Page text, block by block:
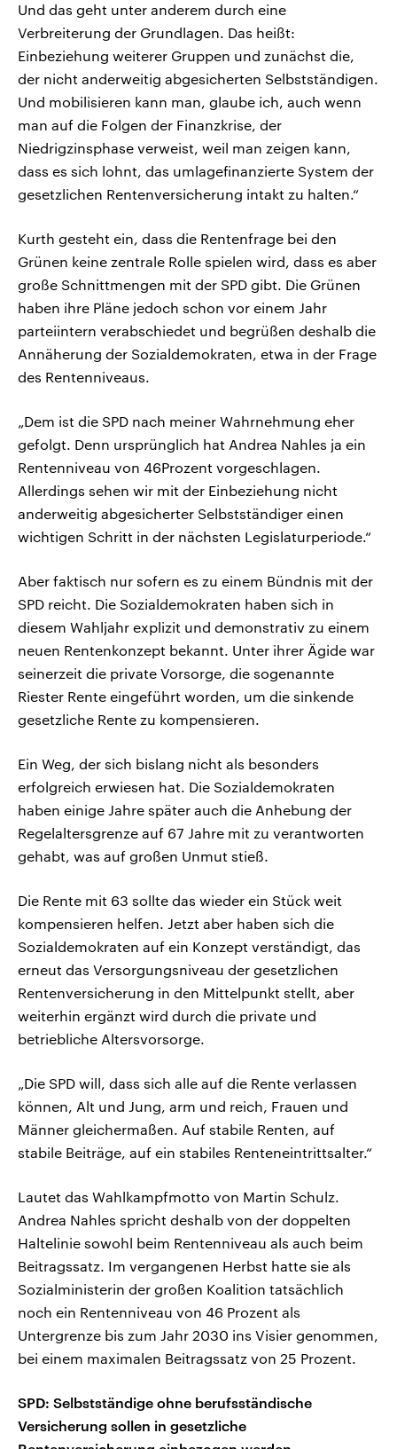
Und das geht unter anderem durch eine
Verbreiterung der Grundlagen. Das heißt:
Einbeziehung weiterer Gruppen und zunächst die,
der nicht anderweitig abgesicherten Selbstständigen.
Und mobilisieren kann man, glaube ich, auch wenn
man auf die Folgen der Finanzkrise, der
Niedrigzinsphase verweist, weil man zeigen kann,
dass es sich lohnt, das umlagefinanzierte System der
gesetzlichen Rentenversicherung intakt zu halten.“
Kurth gesteht ein, dass die Rentenfrage bei den
Grünen keine zentrale Rolle spielen wird, dass es aber
große Schnittmengen mit der SPD gibt. Die Grünen
haben ihre Pläne jedoch schon vor einem Jahr
parteiintern verabschiedet und begrüßen deshalb die
Annäherung der Sozialdemokraten, etwa in der Frage
des Rentenniveaus.
„Dem ist die SPD nach meiner Wahrnehmung eher
gefolgt. Denn ursprünglich hat Andrea Nahles ja ein
Rentenniveau von 46Prozent vorgeschlagen.
Allerdings sehen wir mit der Einbeziehung nicht
anderweitig abgesicherter Selbstständiger einen
wichtigen Schritt in der nächsten Legislaturperiode.“
Aber faktisch nur sofern es zu einem Bündnis mit der
SPD reicht. Die Sozialdemokraten haben sich in
diesem Wahljahr explizit und demonstrativ zu einem
neuen Rentenkonzept bekannt. Unter ihrer Ägide war
seinerzeit die private Vorsorge, die sogenannte
Riester Rente eingeführt worden, um die sinkende
gesetzliche Rente zu kompensieren.
Ein Weg, der sich bislang nicht als besonders
erfolgreich erwiesen hat. Die Sozialdemokraten
haben einige Jahre später auch die Anhebung der
Regelaltersgrenze auf 67 Jahre mit zu verantworten
gehabt, was auf großen Unmut stieß.
Die Rente mit 63 sollte das wieder ein Stück weit
kompensieren helfen. Jetzt aber haben sich die
Sozialdemokraten auf ein Konzept verständigt, das
erneut das Versorgungsniveau der gesetzlichen
Rentenversicherung in den Mittelpunkt stellt, aber
weiterhin ergänzt wird durch die private und
betriebliche Altersvorsorge.
„Die SPD will, dass sich alle auf die Rente verlassen
können, Alt und Jung, arm und reich, Frauen und
Männer gleichermaßen. Auf stabile Renten, auf
stabile Beiträge, auf ein stabiles Renteneintrittsalter.“
Lautet das Wahlkampfmotto von Martin Schulz.
Andrea Nahles spricht deshalb von der doppelten
Haltelinie sowohl beim Rentenniveau als auch beim
Beitragssatz. Im vergangenen Herbst hatte sie als
Sozialministerin der großen Koalition tatsächlich
noch ein Rentenniveau von 46 Prozent als
Untergrenze bis zum Jahr 2030 ins Visier genommen,
bei einem maximalen Beitragssatz von 25 Prozent.
SPD: Selbstständige ohne berufsständische
Versicherung sollen in gesetzliche